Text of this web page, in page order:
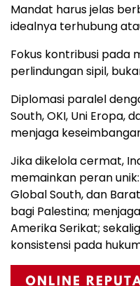
Mandat harus jelas
idealnya terhubung
Fokus kontribusi pada
perlindungan sipil,
Diplomasi paralel
South, OKI, Uni Eropa,
menjaga
Jika dikelola cermat,
memainkan peran
Global South, dan
bagi Palestina;
Amerika Serikat;
konsistensi pada